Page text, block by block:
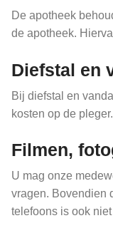
De apotheek
de apotheek.
Diefstal en
Bij diefstal en
kosten op de
Filmen,
U mag onze
vragen. Bovendien
telefoons is ook